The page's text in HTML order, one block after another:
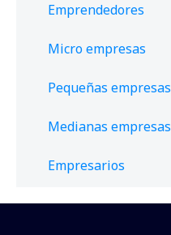
Emprendedores
Micro empresas
Pequeñas empresas
Medianas empresas
Empresarios